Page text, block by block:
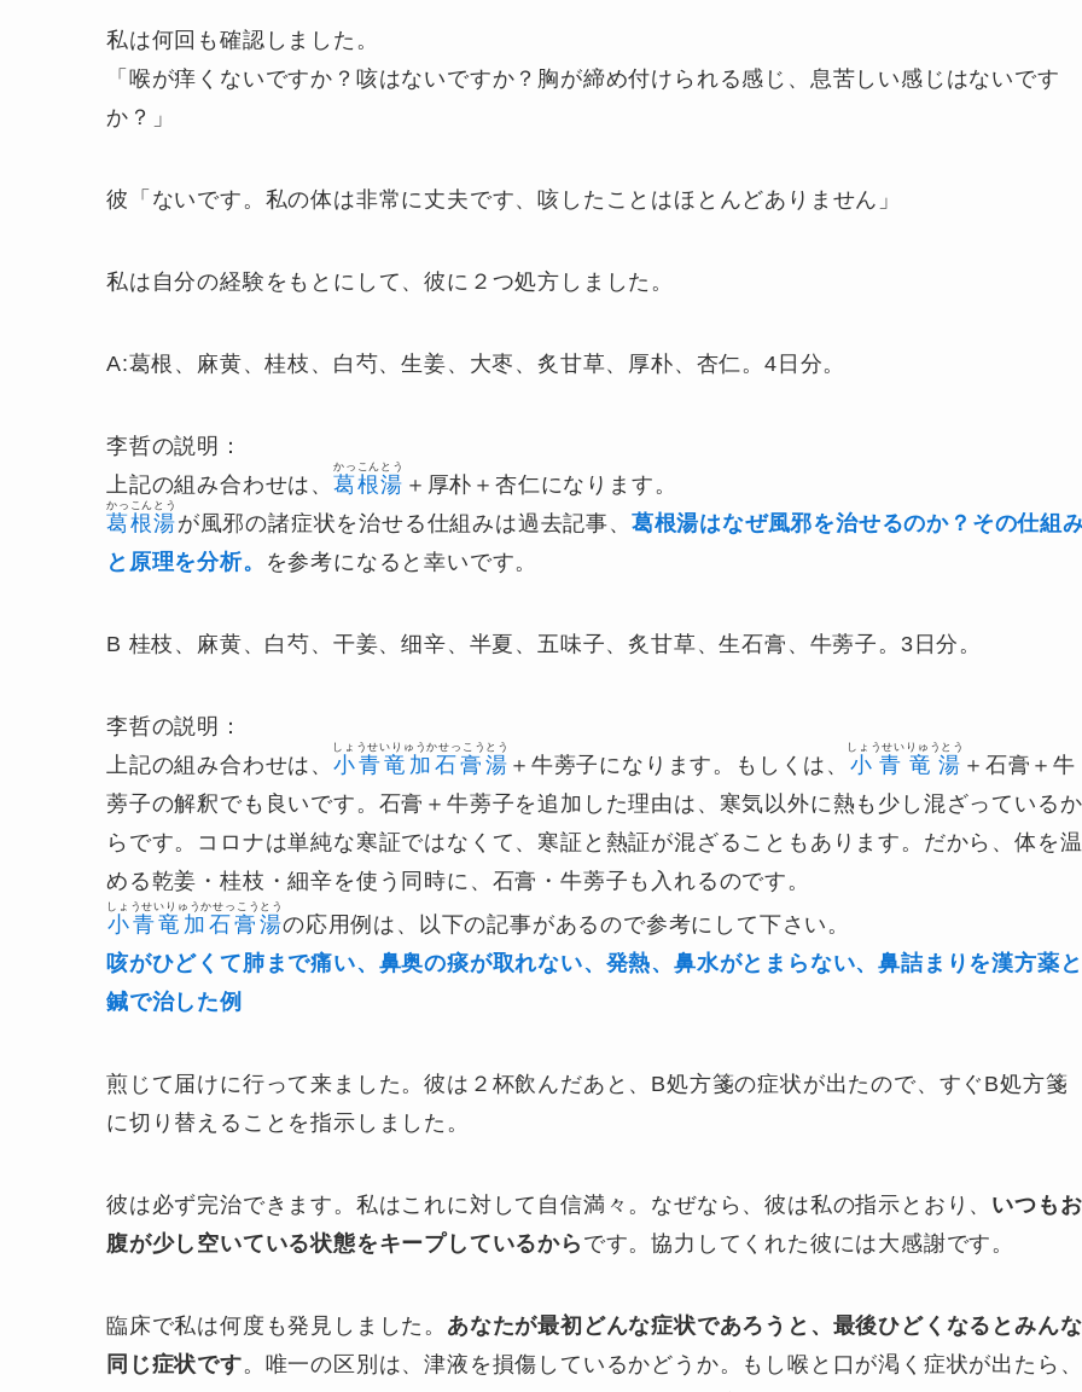
私は何回も確認しました。
「喉が痒くないですか？咳はないですか？胸が締め付けられる感じ、息苦しい感じはないです
か？」
彼「ないです。私の体は非常に丈夫です、咳したことはほとんどありません」
私は自分の経験をもとにして、彼に２つ処方しました。
A:葛根、麻黄、桂枝、白芍、生姜、大枣、炙甘草、厚朴、杏仁。4日分。
李哲の説明：
上記の組み合わせは、 葛根湯
かっこんとう
＋厚朴＋杏仁になります。
葛根湯
かっこんとう
が風邪の諸症状を治せる仕組みは過去記事、 葛根湯はなぜ風邪を治せるのか？その仕組
と原理を分析。
を参考になると幸いです。
B 桂枝、麻黄、白芍、干姜、细辛、半夏、五味子、炙甘草、生石膏、牛蒡子。3日分。
李哲の説明：
上記の組み合わせは、 小青竜加石膏湯
しょうせいりゅうかせっこうとう
＋牛蒡子になります。もしくは、 小青竜湯
しょうせいりゅうとう
＋石膏＋牛
蒡子の解釈でも良いです。石膏＋牛蒡子を追加した理由は、寒気以外に熱も少し混ざっているか
らです。コロナは単純な寒証ではなくて、寒証と熱証が混ざることもあります。だから、体を温
める乾姜・桂枝・細辛を使う同時に、石膏・牛蒡子も入れるのです。
小青竜加石膏湯
しょうせいりゅうかせっこうとう
の応用例は、以下の記事があるので参考にして下さい。
咳がひどくて肺まで痛い、鼻奥の痰が取れない、発熱、鼻水がとまらない、鼻詰まりを漢方薬と
鍼で治した例
煎じて届けに行って来ました。彼は２杯飲んだあと、B処方箋の症状が出たので、すぐB処方箋
に切り替えることを指示しました。
彼は必ず完治できます。私はこれに対して自信満々。なぜなら、彼は私の指示とおり、 いつもお
腹が少し空いている状態をキープしているから です。協力してくれた彼には大感謝です。
臨床で私は何度も発見しました。 あなたが最初どんな症状であろうと、最後ひどくなるとみんな
同じ症状です。唯一の区別は、津液を損傷しているかどうか。もし喉と口が渇く症状が出たら、